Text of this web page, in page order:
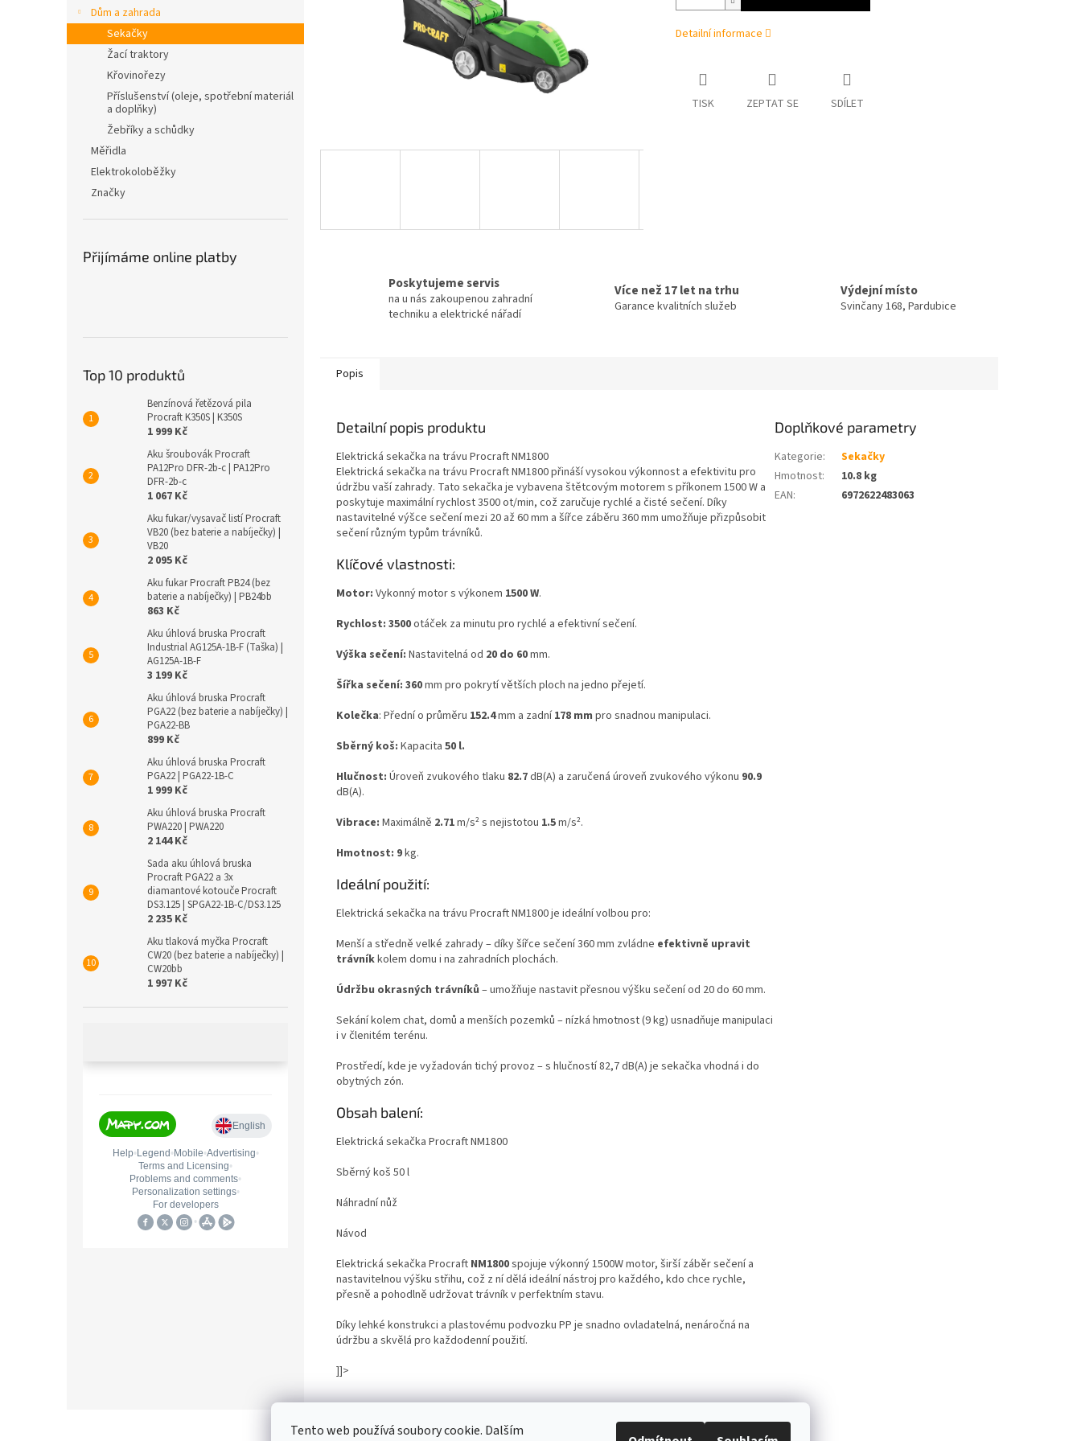
Tento web používá soubory cookie. Dalším
e
l
Dům a zahrada
Sekačky
Žací traktory
Křovinořezy
Příslušenství (oleje, spotřební materiál
a doplňky)
Žebříky a schůdky
Měřidla
Elektrokoloběžky
Značky
Přijímáme online platby
Top 10 produktů
Benzínová řetězová pila
Procraft K350S | K350S
1 999 Kč
Aku šroubovák Procraft
PA12Pro DFR-2b-c | PA12Pro
DFR-2b-c
1 067 Kč
Aku fukar/vysavač listí Procraft
VB20 (bez baterie a nabíječky) |
VB20
2 095 Kč
Aku fukar Procraft PB24 (bez
baterie a nabíječky) | PB24bb
863 Kč
Aku úhlová bruska Procraft
Industrial AG125A-1B-F (Taška) |
AG125A-1B-F
3 199 Kč
Aku úhlová bruska Procraft
PGA22 (bez baterie a nabíječky) |
PGA22-BB
899 Kč
Aku úhlová bruska Procraft
PGA22 | PGA22-1B-C
1 999 Kč
Aku úhlová bruska Procraft
PWА220 | PWA220
2 144 Kč
Sada aku úhlová bruska
Procraft PGA22 a 3x
diamantové kotouče Procraft
DS3.125 | SPGA22-1B-C/DS3.125
2 235 Kč
Aku tlaková myčka Procraft
CW20 (bez baterie a nabíječky) |
CW20bb
1 997 Kč
Detailní informace
TISK ZEPTAT SE SDÍLET
Poskytujeme servis
na u nás zakoupenou zahradní
techniku a elektrické nářadí
Více než 17 let na trhu
Garance kvalitních služeb
Výdejní místo
Svinčany 168, Pardubice
Popis
Detailní popis produktu
Elektrická sekačka na trávu Procraft NM1800
Elektrická sekačka na trávu Procraft NM1800 přináší vysokou výkonnost a efektivitu pro
údržbu vaší zahrady. Tato sekačka je vybavena štětcovým motorem s příkonem 1500 W a
poskytuje maximální rychlost 3500 ot/min, což zaručuje rychlé a čisté sečení. Díky
nastavitelné výšce sečení mezi 20 až 60 mm a šířce záběru 360 mm umožňuje přizpůsobit
sečení různým typům trávníků.
Klíčové vlastnosti:
Motor: Vykonný motor s výkonem 1500 W.
Rychlost: 3500otáček za minutu pro rychlé a efektivní sečení.
Výška sečení: Nastavitelná od 20 do 60mm.
Šířka sečení: 360mm pro pokrytí větších ploch na jedno přejetí.
Kolečka: Přední o průměru 152.4mm a zadní178 mm pro snadnou manipulaci.
Sběrný koš: Kapacita 50 l.
Hlučnost: Úroveň zvukového tlaku 82.7dB(A) a zaručená úroveň zvukového výkonu 90.9
dB(A).
Vibrace: Maximálně 2.71m/s² s nejistotou 1.5m/s².
Hmotnost: 9kg.
Ideální použití:
Elektrická sekačka na trávu Procraft NM1800 je ideální volbou pro:
Menší a středně velké zahrady – díky šířce sečení 360 mm zvládne efektivně upravit
trávníkkolem domu i na zahradních plochách.
Údržbu okrasných trávníků – umožňuje nastavit přesnou výšku sečení od 20 do 60 mm.
Sekání kolem chat, domů a menších pozemků – nízká hmotnost (9 kg) usnadňuje manipulaci
i v členitém terénu.
Prostředí, kde je vyžadován tichý provoz – s hlučností 82,7 dB(A) je sekačka vhodná i do
obytných zón.
Obsah balení:
Elektrická sekačka Procraft NM1800
Sběrný koš 50 l
Náhradní nůž
Návod
Elektrická sekačka Procraft NM1800spojuje výkonný 1500W motor, širší záběr sečení a
nastavitelnou výšku střihu, což z ní dělá ideální nástroj pro každého, kdo chce rychle,
přesně a pohodlně udržovat trávník v perfektním stavu.
Díky lehké konstrukci a plastovému podvozku PP je snadno ovladatelná, nenáročná na
údržbu a skvělá pro každodenní použití.
]]>
Doplňkové parametry
Kategorie:
Sekačky
Hmotnost:
10.8 kg
EAN: 6972622483063